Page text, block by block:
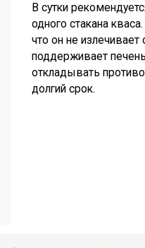
В сутки
одного стакана
что он не излечивает
поддерживает
откладывать
долгий срок.